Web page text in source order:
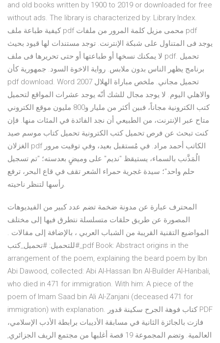
and old books written by 1900 to 2019 or downloaded for free
without ads. The library is characterized by: Library Index.
كيفية طباعة ملف pdf محمى مزيل كلمة المرور من ملفات pdf
يوجد فى المتناول على شبكة الإنترنت. توجد مستندات لها قيود بحيث
لا يمكنك نسخها أو طباعتها أو حتى تحريرها فى ملف pdf. تحميل
برنامج يظهر الناس بدون ملابس. رواية الاخوة السود. جمهورية كأن
pdf download. Word 2007 تحميل مجاني. ملخص مباراة الهلال
والاهلي اليوم. لا يوجد مجال للشك أنّه يوجد عشرات المواقع لتحميل
كتب الكترونية مجاناً، فبين أكثر من مليار و800 مليون موقع الكتروني
متاح عبر الإنترنت، من الطبيعي أن نجد الفائدة في المئات منها. فإن
كنت تبحث عن فرص تحميل كتب الكترونية تحميل كتاب موسم صيد
الغزلان pdf الكاتب أحمد مراد. في مُستقبل بعيد، وفي توقيت مرور
الُمَذَّنب بالسماء، يستيقظ "نديم" على وميضٍ بعدسته؛ "تم تسجيل
حلم واحد"؛ سيدة غجرية حمراء الشعر تقف في قاع البحر، ترفع
رأسها لتنظر ناحيته.
المحترف عبارة عن مدونة ضخمة تضم عدد كبير من الفيديوهات
المصورة عن طريق حلقات متسلسلة نتطرق فيها إلى مختلف
المواضيع التقنية القريبة من الشباب العربي ، بالإضافة إلى مقالات .
#للتحميل: #تحميل_كتب_pdf Book: Abstract origins in the
arrangement of the poem, explaining the beard poem by Ibn
Abi Dawood, collected: Abi Al-Hassan Ibn Al-Builder Al-Hanbali,
who died in 471 for immigration. With him: A piece of the
poem of Imam Saad bin Ali Al-Zanjani (deceased 471 for
immigration) with explanation. كتاب فوهة الجرح سكينة قدور PDF
،فازت بالجائزة الثانية في مسابقة الأديبات برابطة الأدب الإسلامي
العالمية. وتضم المجموعة 19 قصة أغلبها من مجتمع الريف الجزائري,